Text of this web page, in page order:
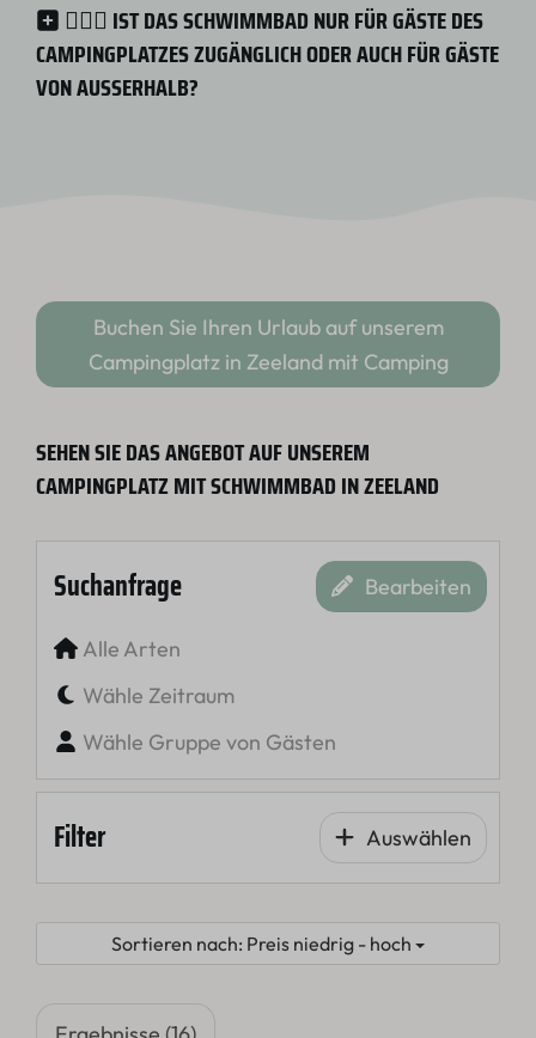
🏊🏻‍♀️ IST DAS SCHWIMMBAD NUR FÜR GÄSTE DES
CAMPINGPLATZES ZUGÄNGLICH ODER AUCH FÜR GÄSTE
VON AUSSERHALB?
Buchen Sie Ihren Urlaub auf unserem
Campingplatz in Zeeland mit Camping
SEHEN SIE DAS ANGEBOT AUF UNSEREM
CAMPINGPLATZ MIT SCHWIMMBAD IN ZEELAND
Suchanfrage Bearbeiten
Alle Arten
Wähle Zeitraum
Wähle Gruppe von Gästen
Filter Auswählen
Sortieren nach: Preis niedrig - hoch